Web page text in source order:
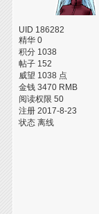
UID 186282
精华 0
积分 1038
帖子 152
威望 1038 点
金钱 3470 RMB
阅读权限 50
注册 2017-8-23
状态 离线